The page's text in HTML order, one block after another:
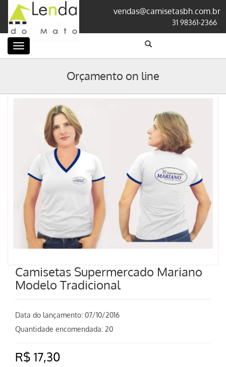
vendas@camisetasbh.com.br
31 98361-2366
Categorias
Orçamento on line
Camisetas Supermercado Mariano
Modelo Tradicional
Data do lançamento: 07/10/2016
Quantidade encomendada: 20
R$ 17,30